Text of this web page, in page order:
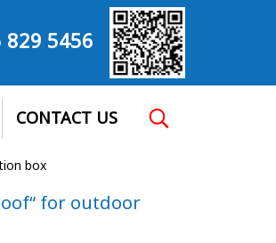
829 5456
CONTACT US
box
for outdoor